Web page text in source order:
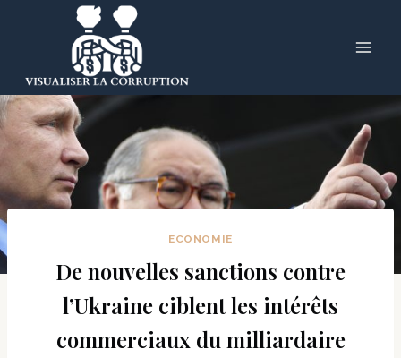
ECONOMIE
De nouvelles sanctions contre
l’Ukraine ciblent les intérêts
commerciaux du milliardaire